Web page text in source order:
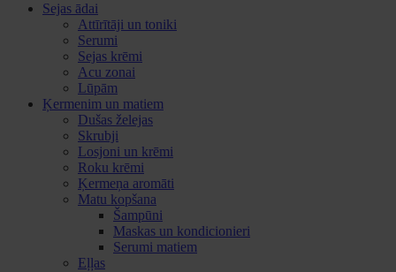
Sejas ādai
Attīrītāji un toniki
Serumi
Sejas krēmi
Acu zonai
Lūpām
Ķermenim un matiem
Dušas želejas
Skrubji
Losjoni un krēmi
Roku krēmi
Ķermeņa aromāti
Matu kopšana
Šampūni
Maskas un kondicionieri
Serumi matiem
Eļļas